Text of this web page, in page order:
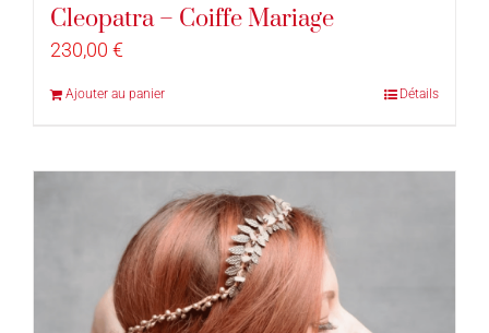
Cleopatra – Coiffe Mariage
230,00 €
Ajouter au panier Détails